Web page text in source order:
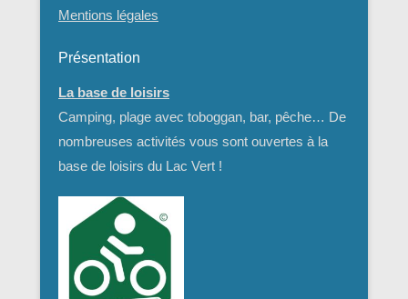
Mentions légales
Présentation
La base de loisirs
Camping, plage avec toboggan, bar, pêche… De
nombreuses activités vous sont ouvertes à la
base de loisirs du Lac Vert !